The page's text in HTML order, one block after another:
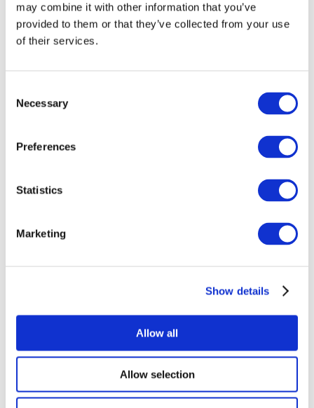
may combine it with other information that you’ve
provided to them or that they’ve collected from your use
of their services.
Selection
Necessary
Preferences
Statistics
Marketing
Show details
Allow all
Allow selection
Összes
Concertos
Alkalmaz